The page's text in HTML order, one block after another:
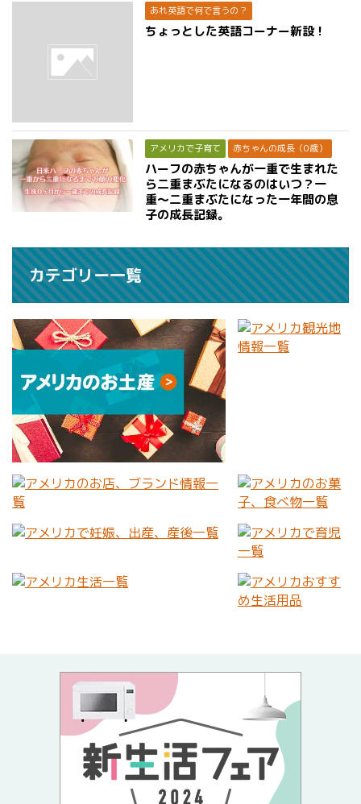
あれ英語で何で言うの？
ちょっとした英語コーナー新設！
アメリカで子育て 赤ちゃんの成長（0歳）
ハーフの赤ちゃんが一重で生まれた
ら二重まぶたになるのはいつ？一
重〜二重まぶたになった一年間の息
子の成長記録。
カテゴリー一覧